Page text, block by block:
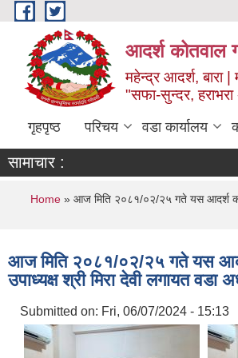
Skip to main content
आदर्श कोतवाल
महेन्द्र आदर्श, बारा
"सफा-सुन्दर,
गृहपृष्ठ परिचय वडा कार्यालय
सामाचार :
You are here
Home » आज मिति २०८१/०२/२५ गते यस आदर्श
आज मिति २०८१/०२/२५ गते यस आदर्श
उपाध्यक्ष श्री मिरा देवी लगायत वडा
Submitted on: Fri, 06/07/2024 - 15:13